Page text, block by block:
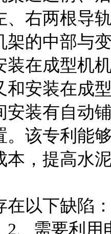
、右两根导
架的中部与
装在成型机
和安装在成
安装有自动
。该专利能
本，提高水
在以下缺陷
2、需要利